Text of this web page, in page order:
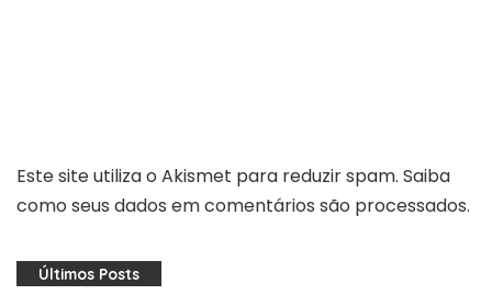
Este site utiliza o Akismet para reduzir spam. Saiba
como seus dados em comentários são processados.
Últimos Posts